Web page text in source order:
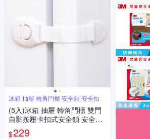
冰箱 抽屜 轉角門櫃 安全鎖 安全扣
(5入)冰箱 抽屜 轉角門櫃 雙門
自黏按壓卡扣式安全鎖 安全扣
門扣 抽屜鎖 防開鎖
$229